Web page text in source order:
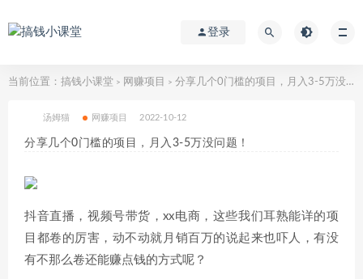
登录
当前位置： 搞钱小课堂 > 网赚项目 > 分享几个0门槛的项目，月入3-5万没问题！
汤姆猫 网赚项目 2022-10-12
分享几个0门槛的项目，月入3-5万没问题！
抖音直播，视频号带货，xx电商，这些我们耳熟能详的项
目都卷的厉害，动不动就月销百万的说起来也吓人，有没
有不那么卷还能赚点钱的方式呢？